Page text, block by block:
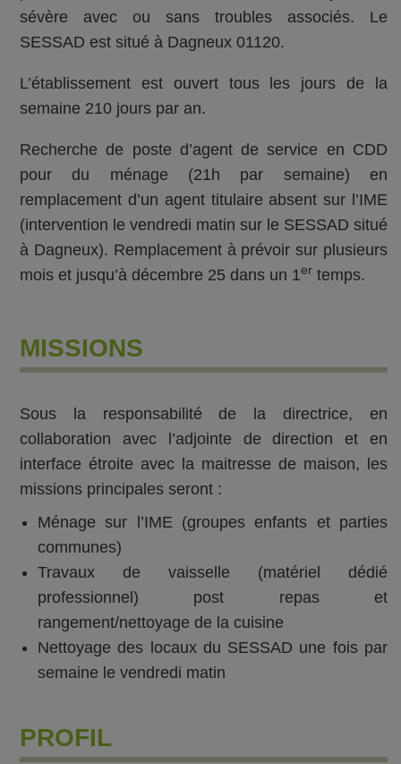
sévère avec ou sans troubles associés. Le
SESSAD est situé à Dagneux 01120.
L’établissement est ouvert tous les jours de la
semaine 210 jours par an.
Recherche de poste d’agent de service en CDD
pour du ménage (21h par semaine) en
remplacement d’un agent titulaire absent sur l’IME
(intervention le vendredi matin sur le SESSAD situé
à Dagneux). Remplacement à prévoir sur plusieurs
mois et jusqu’à décembre 25 dans un 1er temps.
MISSIONS
Sous la responsabilité de la directrice, en
collaboration avec l’adjointe de direction et en
interface étroite avec la maitresse de maison, les
missions principales seront :
Ménage sur l’IME (groupes enfants et parties
communes)
Travaux de vaisselle (matériel dédié
professionnel) post repas et
rangement/nettoyage de la cuisine
Nettoyage des locaux du SESSAD une fois par
semaine le vendredi matin
PROFIL